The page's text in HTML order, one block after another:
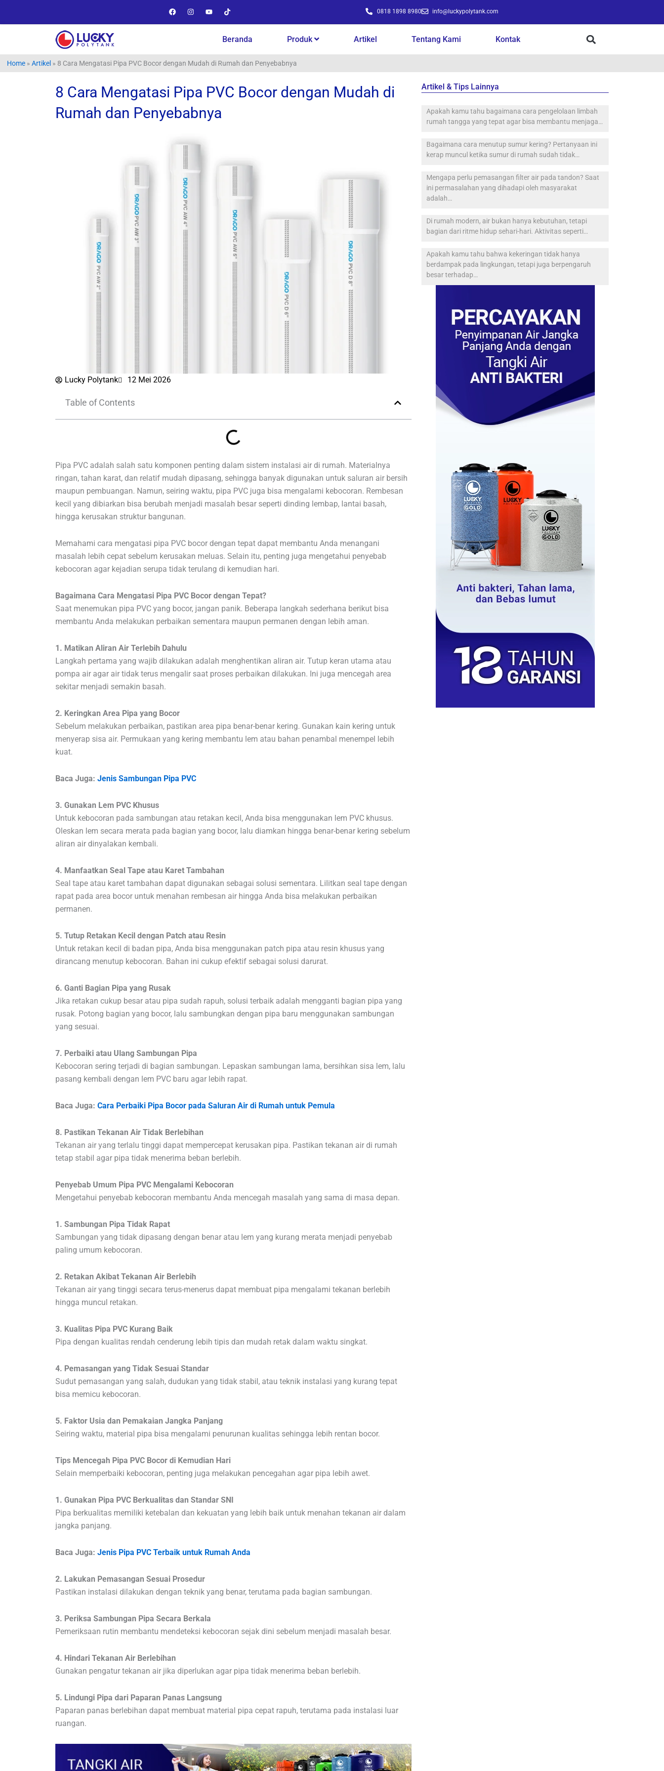
F
a
k
I
n
a
m
Y
o
T
i
o
k
0818 1898 8980 info@luckypolytank.com
Beranda Produk Artikel Tentang Kami Kontak
Home » Artikel » 8 Cara Mengatasi Pipa PVC Bocor dengan Mudah di Rumah dan Penyebabnya
8 Cara Mengatasi Pipa PVC Bocor dengan Mudah di
Rumah dan Penyebabnya
Lucky Polytank 12 Mei 2026
Table of Contents
Pipa PVC adalah salah satu komponen penting dalam sistem instalasi air di rumah. Materialnya
ringan, tahan karat, dan relatif mudah dipasang, sehingga banyak digunakan untuk saluran air bersih
maupun pembuangan. Namun, seiring waktu, pipa PVC juga bisa mengalami kebocoran. Rembesan
kecil yang dibiarkan bisa berubah menjadi masalah besar seperti dinding lembap, lantai basah,
hingga kerusakan struktur bangunan.
Memahami cara mengatasi pipa PVC bocor dengan tepat dapat membantu Anda menangani
masalah lebih cepat sebelum kerusakan meluas. Selain itu, penting juga mengetahui penyebab
kebocoran agar kejadian serupa tidak terulang di kemudian hari.
Bagaimana Cara Mengatasi Pipa PVC Bocor dengan Tepat?
Saat menemukan pipa PVC yang bocor, jangan panik. Beberapa langkah sederhana berikut bisa
membantu Anda melakukan perbaikan sementara maupun permanen dengan lebih aman.
1. Matikan Aliran Air Terlebih Dahulu
Langkah pertama yang wajib dilakukan adalah menghentikan aliran air. Tutup keran utama atau
pompa air agar air tidak terus mengalir saat proses perbaikan dilakukan. Ini juga mencegah area
sekitar menjadi semakin basah.
2. Keringkan Area Pipa yang Bocor
Sebelum melakukan perbaikan, pastikan area pipa benar-benar kering. Gunakan kain kering untuk
menyerap sisa air. Permukaan yang kering membantu lem atau bahan penambal menempel lebih
kuat.
Baca Juga: Jenis Sambungan Pipa PVC
3. Gunakan Lem PVC Khusus
Untuk kebocoran pada sambungan atau retakan kecil, Anda bisa menggunakan lem PVC khusus.
Oleskan lem secara merata pada bagian yang bocor, lalu diamkan hingga benar-benar kering sebelum
aliran air dinyalakan kembali.
4. Manfaatkan Seal Tape atau Karet Tambahan
Seal tape atau karet tambahan dapat digunakan sebagai solusi sementara. Lilitkan seal tape dengan
rapat pada area bocor untuk menahan rembesan air hingga Anda bisa melakukan perbaikan
permanen.
5. Tutup Retakan Kecil dengan Patch atau Resin
Untuk retakan kecil di badan pipa, Anda bisa menggunakan patch pipa atau resin khusus yang
dirancang menutup kebocoran. Bahan ini cukup efektif sebagai solusi darurat.
6. Ganti Bagian Pipa yang Rusak
Jika retakan cukup besar atau pipa sudah rapuh, solusi terbaik adalah mengganti bagian pipa yang
rusak. Potong bagian yang bocor, lalu sambungkan dengan pipa baru menggunakan sambungan
yang sesuai.
7. Perbaiki atau Ulang Sambungan Pipa
Kebocoran sering terjadi di bagian sambungan. Lepaskan sambungan lama, bersihkan sisa lem, lalu
pasang kembali dengan lem PVC baru agar lebih rapat.
Baca Juga: Cara Perbaiki Pipa Bocor pada Saluran Air di Rumah untuk Pemula
8. Pastikan Tekanan Air Tidak Berlebihan
Tekanan air yang terlalu tinggi dapat mempercepat kerusakan pipa. Pastikan tekanan air di rumah
tetap stabil agar pipa tidak menerima beban berlebih.
Penyebab Umum Pipa PVC Mengalami Kebocoran
Mengetahui penyebab kebocoran membantu Anda mencegah masalah yang sama di masa depan.
1. Sambungan Pipa Tidak Rapat
Sambungan yang tidak dipasang dengan benar atau lem yang kurang merata menjadi penyebab
paling umum kebocoran.
2. Retakan Akibat Tekanan Air Berlebih
Tekanan air yang tinggi secara terus-menerus dapat membuat pipa mengalami tekanan berlebih
hingga muncul retakan.
3. Kualitas Pipa PVC Kurang Baik
Pipa dengan kualitas rendah cenderung lebih tipis dan mudah retak dalam waktu singkat.
4. Pemasangan yang Tidak Sesuai Standar
Sudut pemasangan yang salah, dudukan yang tidak stabil, atau teknik instalasi yang kurang tepat
bisa memicu kebocoran.
5. Faktor Usia dan Pemakaian Jangka Panjang
Seiring waktu, material pipa bisa mengalami penurunan kualitas sehingga lebih rentan bocor.
Tips Mencegah Pipa PVC Bocor di Kemudian Hari
Selain memperbaiki kebocoran, penting juga melakukan pencegahan agar pipa lebih awet.
1. Gunakan Pipa PVC Berkualitas dan Standar SNI
Pipa berkualitas memiliki ketebalan dan kekuatan yang lebih baik untuk menahan tekanan air dalam
jangka panjang.
Baca Juga: Jenis Pipa PVC Terbaik untuk Rumah Anda
2. Lakukan Pemasangan Sesuai Prosedur
Pastikan instalasi dilakukan dengan teknik yang benar, terutama pada bagian sambungan.
3. Periksa Sambungan Pipa Secara Berkala
Pemeriksaan rutin membantu mendeteksi kebocoran sejak dini sebelum menjadi masalah besar.
4. Hindari Tekanan Air Berlebihan
Gunakan pengatur tekanan air jika diperlukan agar pipa tidak menerima beban berlebih.
5. Lindungi Pipa dari Paparan Panas Langsung
Paparan panas berlebihan dapat membuat material pipa cepat rapuh, terutama pada instalasi luar
ruangan.
Artikel & Tips Lainnya
Apakah kamu tahu bagaimana cara pengelolaan limbah
rumah tangga yang tepat agar bisa membantu menjaga…
Bagaimana cara menutup sumur kering? Pertanyaan ini
kerap muncul ketika sumur di rumah sudah tidak…
Mengapa perlu pemasangan filter air pada tandon? Saat
ini permasalahan yang dihadapi oleh masyarakat
adalah…
Di rumah modern, air bukan hanya kebutuhan, tetapi
bagian dari ritme hidup sehari-hari. Aktivitas seperti…
Apakah kamu tahu bahwa kekeringan tidak hanya
berdampak pada lingkungan, tetapi juga berpengaruh
besar terhadap…